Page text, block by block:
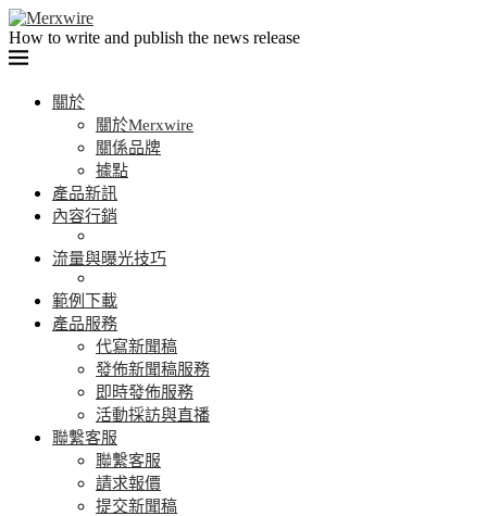
How to write and publish the news release
關於
關於Merxwire
關係品牌
據點
產品新訊
內容行銷
流量與曝光技巧
範例下載
產品服務
代寫新聞稿
發佈新聞稿服務
即時發佈服務
活動採訪與直播
聯繫客服
聯繫客服
請求報價
提交新聞稿